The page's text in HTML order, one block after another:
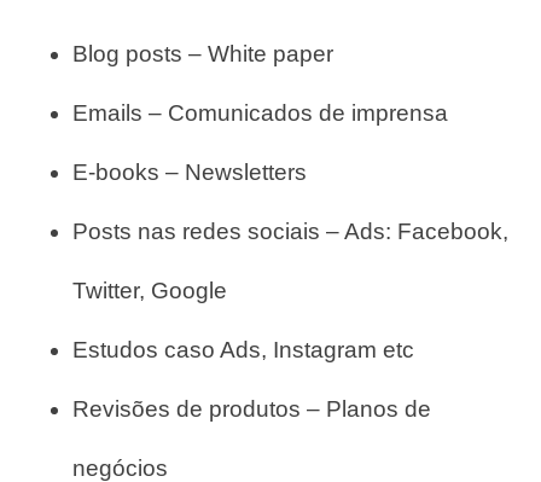
Blog posts – White paper
Emails – Comunicados de imprensa
E-books – Newsletters
Posts nas redes sociais – Ads: Facebook,
Twitter, Google
Estudos caso Ads, Instagram etc
Revisões de produtos – Planos de
negócios